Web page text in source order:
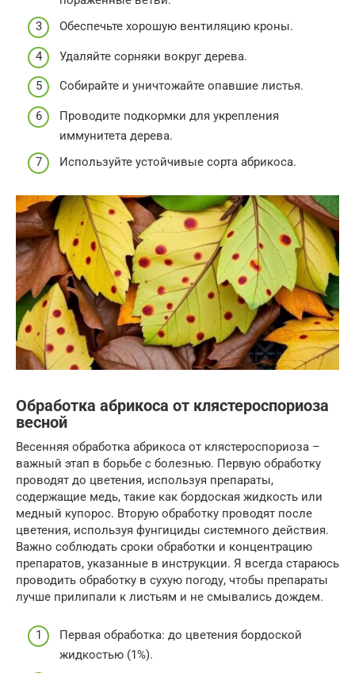
Обеспечьте хорошую вентиляцию кроны.
Удаляйте сорняки вокруг дерева.
Собирайте и уничтожайте опавшие листья.
Проводите подкормки для укрепления
иммунитета дерева.
Используйте устойчивые сорта абрикоса.
Обработка абрикоса от клястероспориоза
весной
Весенняя обработка абрикоса от клястероспориоза –
важный этап в борьбе с болезнью. Первую обработку
проводят до цветения, используя препараты,
содержащие медь, такие как бордоская жидкость или
медный купорос. Вторую обработку проводят после
цветения, используя фунгициды системного действия.
Важно соблюдать сроки обработки и концентрацию
препаратов, указанные в инструкции. Я всегда стараюсь
проводить обработку в сухую погоду, чтобы препараты
лучше прилипали к листьям и не смывались дождем.
Первая обработка: до цветения бордоской
жидкостью (1%).